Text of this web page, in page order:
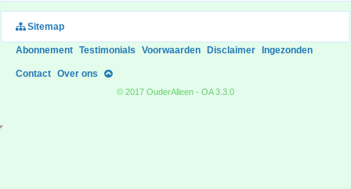
Sitemap
Abonnement Testimonials Voorwaarden Disclaimer Ingezonden
Contact Over ons
© 2017 OuderAlleen - OA 3.3.0